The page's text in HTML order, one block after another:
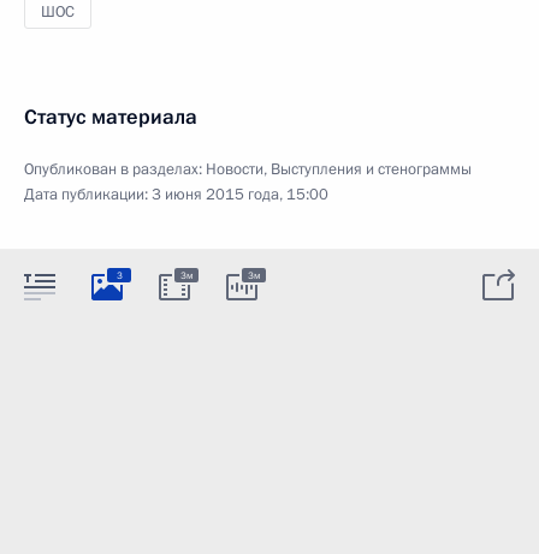
ШОС
Статус материала
Опубликован в разделах: Новости, Выступления и стенограммы
Дата публикации:3 июня 2015 года, 15:00
3 3м 3м